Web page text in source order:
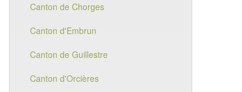
Canton de Chorges
Canton d'Embrun
Canton de Guillestre
Canton d'Orcières